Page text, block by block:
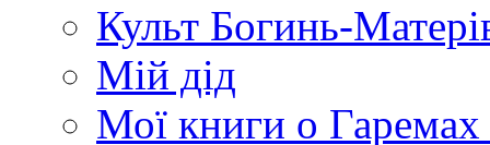
Культ Богинь-
Мій дід
Мої книги о